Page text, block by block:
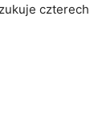
czterech